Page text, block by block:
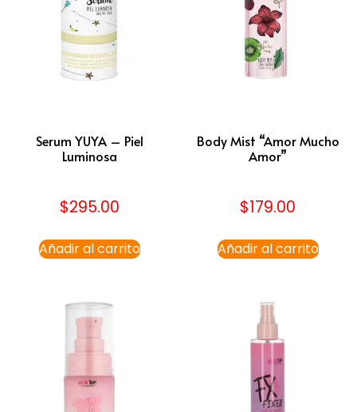
Serum YUYA – Piel
Luminosa
$295.00
Añadir al carrito
Body Mist “Amor Mucho
Amor”
$179.00
Añadir al carrito